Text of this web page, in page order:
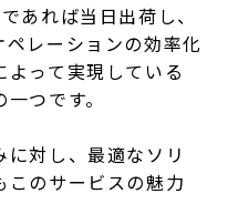
あれば当日出荷し、
レーションの効率化
って実現している
つです。
対し、最適なソリ
このサービスの魅力